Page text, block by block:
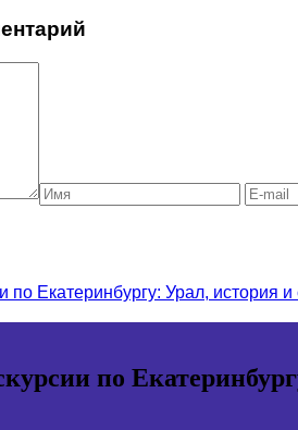
по Екатеринбургу: Урал, история
по